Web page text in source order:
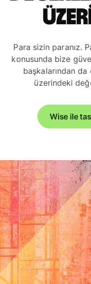
Para sizin paranız.
konusunda bize
başkalarından
üzerindeki
Wise ile